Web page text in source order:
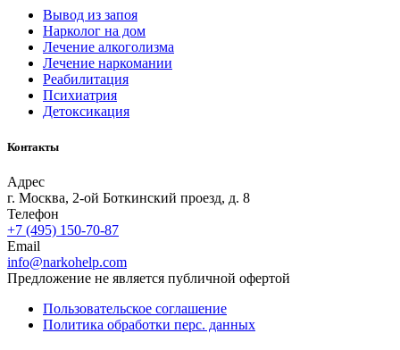
Вывод из запоя
Нарколог на дом
Лечение алкоголизма
Лечение наркомании
Реабилитация
Психиатрия
Детоксикация
Контакты
Адрес
г. Москва, 2-ой Боткинский проезд, д. 8
Телефон
+7 (495) 150-70-87
Email
info@narkohelp.com
Предложение не является публичной офертой
Пользовательское соглашение
Политика обработки перс. данных